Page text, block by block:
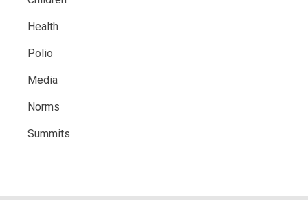
Health
Polio
Media
Norms
Summits